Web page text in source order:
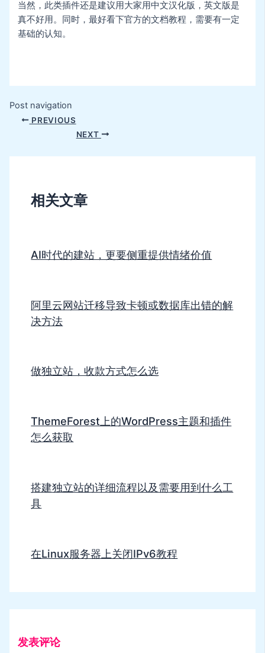
当然，此类插件还是建议用大家用中文汉化版，英文版是
真不好用。同时，最好看下官方的文档教程，需要有一定
基础的认知。
Post navigation
PREVIOUS
NEXT
相关文章
AI时代的建站，更要侧重提供情绪价值
阿里云网站迁移导致卡顿或数据库出错的解
决方法
做独立站，收款方式怎么选
ThemeForest上的WordPress主题和插件
怎么获取
搭建独立站的详细流程以及需要用到什么工
具
在Linux服务器上关闭IPv6教程
发表评论